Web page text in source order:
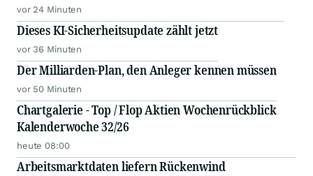
vor 24 Minuten
Dieses KI-Sicherheitsupdate zählt jetzt
vor 36 Minuten
Der Milliarden-Plan, den Anleger kennen müssen
vor 50 Minuten
Chartgalerie - Top / Flop Aktien Wochenrückblick
Kalenderwoche 32/26
heute 08:00
Arbeitsmarktdaten liefern Rückenwind